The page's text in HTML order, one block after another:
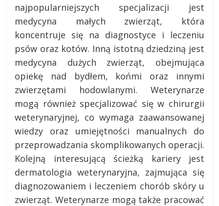
najpopularniejszych specjalizacji jest
medycyna małych zwierząt, która
koncentruje się na diagnostyce i leczeniu
psów oraz kotów. Inną istotną dziedziną jest
medycyna dużych zwierząt, obejmująca
opiekę nad bydłem, końmi oraz innymi
zwierzętami hodowlanymi. Weterynarze
mogą również specjalizować się w chirurgii
weterynaryjnej, co wymaga zaawansowanej
wiedzy oraz umiejętności manualnych do
przeprowadzania skomplikowanych operacji.
Kolejną interesującą ścieżką kariery jest
dermatologia weterynaryjna, zajmująca się
diagnozowaniem i leczeniem chorób skóry u
zwierząt. Weterynarze mogą także pracować